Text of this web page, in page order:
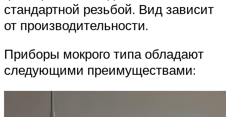
стандартной резьбой. Вид зависит
от производительности.
Приборы мокрого типа обладают
следующими преимуществами: